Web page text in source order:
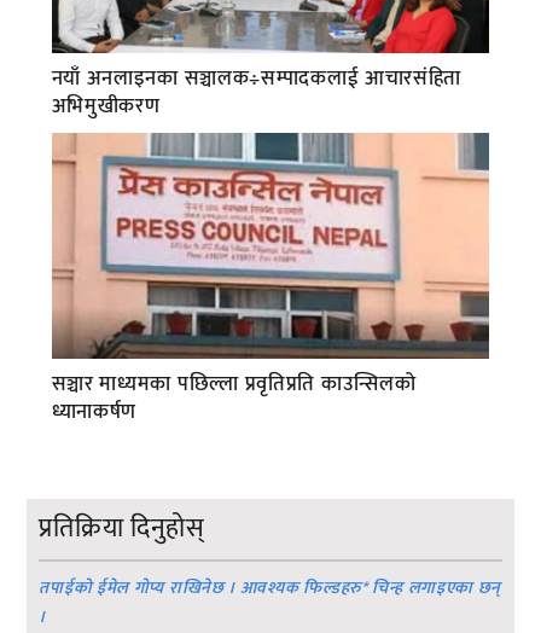
नयाँ अनलाइनका सञ्चालक÷सम्पादकलाई आचारसंहिता
अभिमुखीकरण
सञ्चार माध्यमका पछिल्ला प्रवृतिप्रति काउन्सिलको
ध्यानाकर्षण
प्रतिक्रिया दिनुहोस्
तपाईको ईमेल गोप्य राखिनेछ । आवश्यक फिल्डहरु*चिन्ह लगाइएका छन्
।